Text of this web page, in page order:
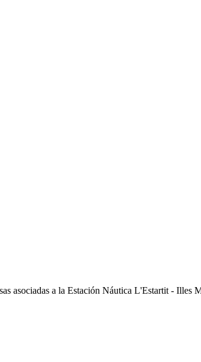
asociadas a la Estación Náutica L'Estartit - Illes